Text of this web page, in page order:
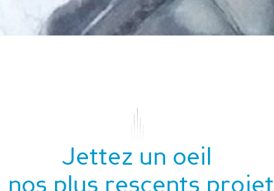
Jettez un oeil